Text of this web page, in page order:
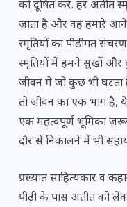
को दूषित करें. हर अतीत
जाता है और वह हमारे
स्मृतियों का पीढ़ीगत
स्मृतियों में हमने सुखों और
जीवन मे जो कुछ भी
तो जीवन का एक भाग है,
एक महत्वपूर्ण भूमिका
दौर से निकालने में भी
प्रख्यात साहित्यकार व
पीढ़ी के पास अतीत को